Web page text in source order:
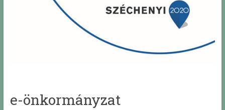
e-önkormányzat